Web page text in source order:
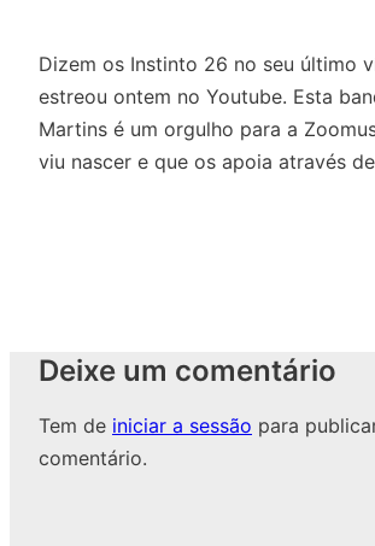
Dizem os Instinto 26 no seu último
estreou ontem no Youtube. Esta
Martins é um orgulho para a
viu nascer e que os apoia através
Deixe um comentário
Tem de iniciar a sessão para
comentário.